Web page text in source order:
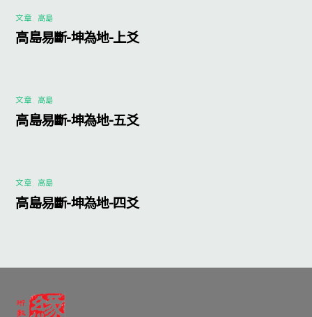
文章 高島
高島易斷-坤為地-上爻
文章 高島
高島易斷-坤為地-五爻
文章 高島
高島易斷-坤為地-四爻